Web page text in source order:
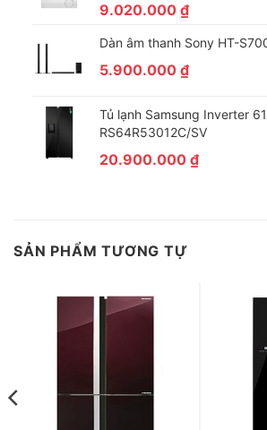
Bảng điều khiển tùy chỉnh dễ dàng
Tủ lạnh Toshiba Inverter 338 lít GR-
Bảng điều khiển tinh tế nằm gọn bên góc
dễ dàng điều chỉnh. Hệ thống đèn LED tiết
hướng dễ dàng quan sát vị trí và tình
lạnh.
9.020.000 ₫
Dàn âm thanh Sony HT-
5.900.000 ₫
Tủ lạnh Samsung Inverter
RS64R53012C/SV
20.900.000 ₫
SẢN PHẨM TƯƠNG TỰ